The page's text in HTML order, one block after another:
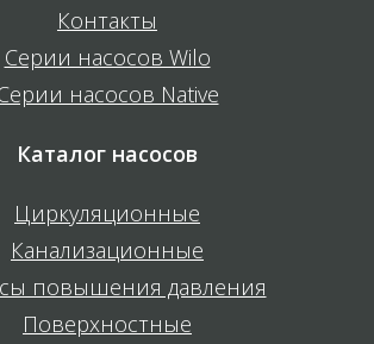
Контакты
Серии насосов Wilo
насосов Native
Каталог насосов
Циркуляционные
Канализационные
повышения давления
Поверхностные